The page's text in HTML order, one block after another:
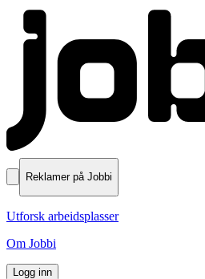
Reklamer på Jobbi
Utforsk arbeidsplasser
Om Jobbi
Logg inn